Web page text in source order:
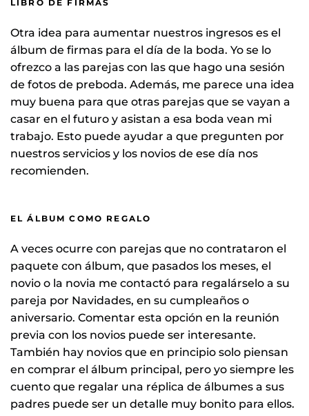
LIBRO DE FIRMAS
Otra idea para aumentar nuestros ingresos es el
álbum de firmas para el día de la boda. Yo se lo
ofrezco a las parejas con las que hago una sesión
de fotos de preboda. Además, me parece una idea
muy buena para que otras parejas que se vayan a
casar en el futuro y asistan a esa boda vean mi
trabajo. Esto puede ayudar a que pregunten por
nuestros servicios y los novios de ese día nos
recomienden.
EL ÁLBUM COMO REGALO
A veces ocurre con parejas que no contrataron el
paquete con álbum, que pasados los meses, el
novio o la novia me contactó para regalárselo a su
pareja por Navidades, en su cumpleaños o
aniversario. Comentar esta opción en la reunión
previa con los novios puede ser interesante.
También hay novios que en principio solo piensan
en comprar el álbum principal, pero yo siempre les
cuento que regalar una réplica de álbumes a sus
padres puede ser un detalle muy bonito para ellos.